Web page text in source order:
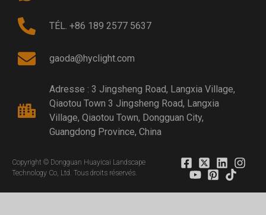
TÉL. +86 189 2577 5637
gaoda@hyclight.com
Adresse : 3 Jingsheng Road, Langxia Village,
Qiaotou Town 3 Jingsheng Road, Langxia
Village, Qiaotou Town, Dongguan City,
Guangdong Province, China
Copyright © Dongguan Huayicai Landscape
Technology Co, Ltd. Tous droits réservés.